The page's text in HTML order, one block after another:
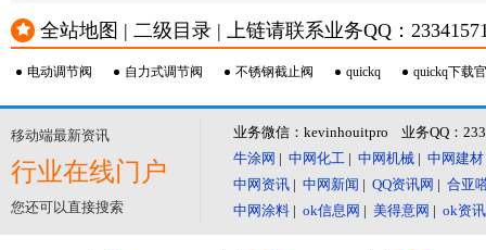
全站地图 | 二级目录 | 上链请联系业务QQ：
电动调节阀 自力式调节阀 不锈钢截止阀 quickq quickq下载
移动端最新资讯
行业在线门户
您还可以直接搜索
业务微信：kevinhouitpro 业务QQ：
牛涂网 | 中网化工 | 中网机械 | 中网建材
中网资讯 | 中网新闻 | QQ资讯网 | 合亚
中网涂料 | ok信息网 | 美得意网 | ok资